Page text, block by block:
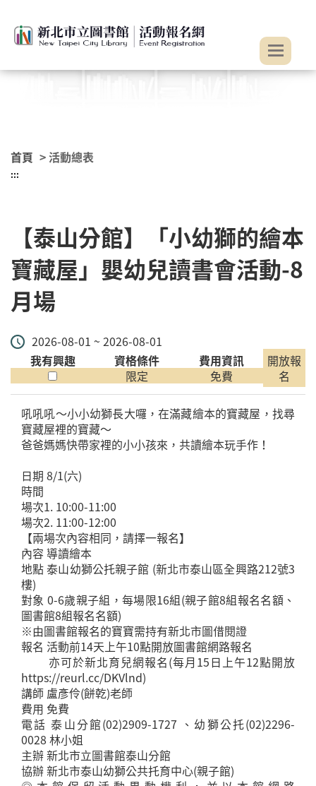
首頁 > 活動總表
:::
【泰山分館】「小幼獅的繪本
寶藏屋」嬰幼兒讀書會活動-8
月場
2026-08-01 ~ 2026-08-01
我有興趣
資格條件
限定
費用資訊
免費
開放報
名
吼吼吼～小小幼獅長大囉，在滿藏繪本的寶藏屋，找尋
寶藏屋裡的寶藏～
爸爸媽媽快帶家裡的小小孩來，共讀繪本玩手作！
日期 8/1(六)
時間
場次1. 10:00-11:00
場次2. 11:00-12:00
【兩場次內容相同，請擇一報名】
內容 導讀繪本
地點 泰山幼獅公托親子館 (新北市泰山區全興路212號3
樓)
對象 0-6歲親子組，每場限16組(親子館8組報名名額、
圖書館8組報名名額)
※由圖書館報名的寶寶需持有新北市圖借閱證
報名 活動前14天上午10點開放圖書館網路報名
亦可於新北育兒網報名(每月15日上午12點開放
https://reurl.cc/DKVlnd)
講師 盧彥伶(餅乾)老師
費用 免費
電話 泰山分館(02)2909-1727 、幼獅公托(02)2296-
0028 林小姐
主辦 新北市立圖書館泰山分館
協辦 新北市泰山幼獅公共托育中心(親子館)